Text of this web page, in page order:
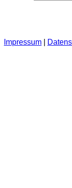
Impressum